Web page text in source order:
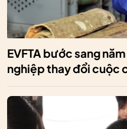
EVFTA bước sang
nghiệp thay đổi cuộc